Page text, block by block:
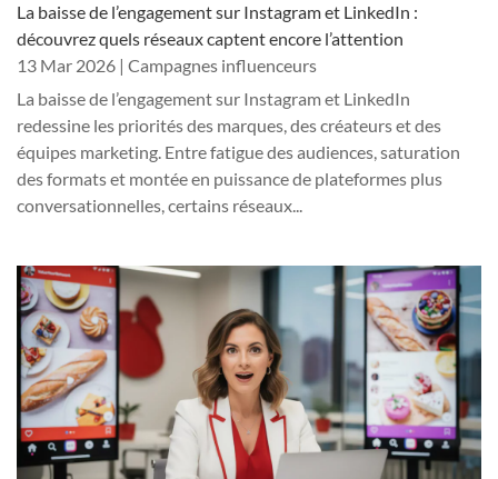
La baisse de l’engagement sur Instagram et LinkedIn :
découvrez quels réseaux captent encore l’attention
13 Mar 2026 | Campagnes influenceurs
La baisse de l’engagement sur Instagram et LinkedIn
redessine les priorités des marques, des créateurs et des
équipes marketing. Entre fatigue des audiences, saturation
des formats et montée en puissance de plateformes plus
conversationnelles, certains réseaux...